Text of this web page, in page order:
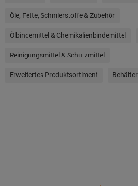
Öle, Fette, Schmierstoffe & Zubehör
Ölbindemittel & Chemikalienbindemittel
Reinigungsmittel & Schutzmittel
Erweitertes Produktsortiment Behälter